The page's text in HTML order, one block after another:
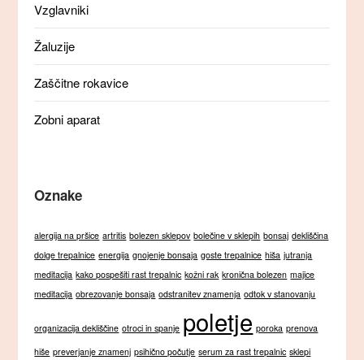
Vzglavniki
Žaluzije
Zaščitne rokavice
Zobni aparat
Oznake
alergija na pršice artritis bolezen sklepov bolečine v sklepih bonsaj dekliščina
dolge trepalnice energija gnojenje bonsaja goste trepalnice hiša jutranja
meditacija kako pospešiti rast trepalnic kožni rak kronična bolezen majice
meditacija obrezovanje bonsaja odstranitev znamenja odtok v stanovanju
organizacija dekliščine otroci in spanje poletje poroka prenova
hiše preverjanje znamenj psihično počutje serum za rast trepalnic sklepi